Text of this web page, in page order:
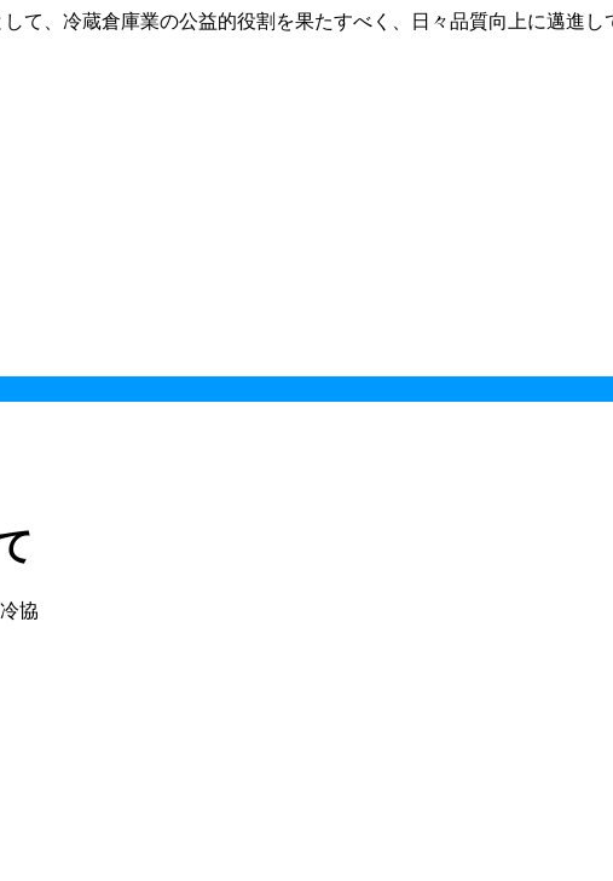
て、冷蔵倉庫業の公益的役割を果たすべく、日々品質向上に邁進し
協